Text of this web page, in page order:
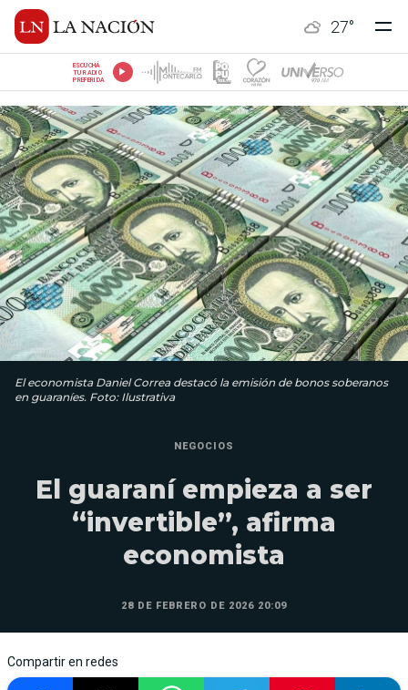
27°
ESCUCHÁ
TU RADIO
PREFERIDA
El economista Daniel Correa destacó la emisión de bonos soberanos
en guaraníes. Foto: Ilustrativa
NEGOCIOS
El guaraní empieza a ser
“invertible”, afirma
economista
28 DE FEBRERO DE 2026 20:09
Compartir en redes